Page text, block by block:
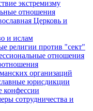
экстремизму
отношения
Церковь и
и ислам
религии против "сект"
отношения
организаций
юрисдикции
конфессии
сотрудничества и